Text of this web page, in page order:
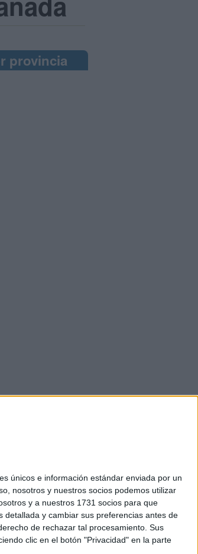
únicos e información estándar enviada por un
nosotros y nuestros socios podemos utilizar
y a nuestros 1731 socios para que
y cambiar sus preferencias antes de
de rechazar tal procesamiento. Sus
clic en el botón "Privacidad" en la parte
provincia